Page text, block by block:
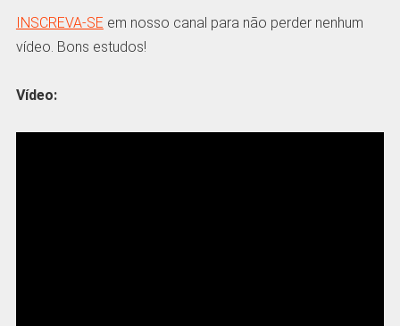
INSCREVA-SE em nosso canal para não perder nenhum
vídeo. Bons estudos!
Vídeo: